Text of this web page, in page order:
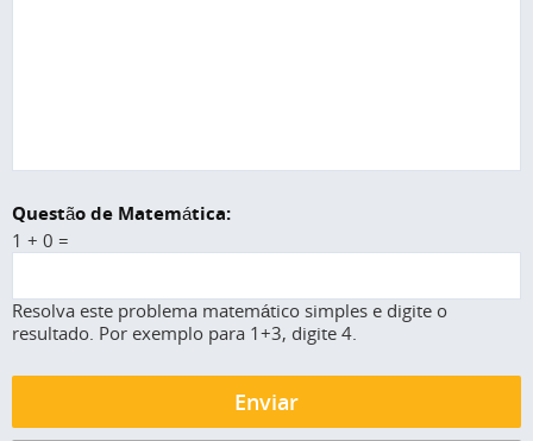
Questão de Matemática:
1 + 0 =
Resolva este problema matemático simples e digite o
resultado. Por exemplo para 1+3, digite 4.